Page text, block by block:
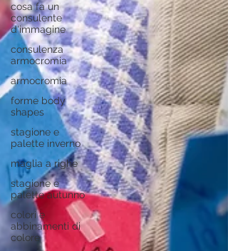
cosa fa un
consulente
d'immagine
consulenza
armocromia
armocromia
forme body
shapes
stagione e
palette inverno
maglia a righe
stagione e
palette autunno
colori e
abbinamenti di
colore